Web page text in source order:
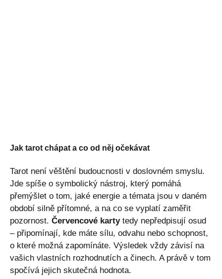
Jak tarot chápat a co od něj očekávat
Tarot není věštění budoucnosti v doslovném smyslu.
Jde spíše o symbolický nástroj, který pomáhá
přemýšlet o tom, jaké energie a témata jsou v daném
období silně přítomné, a na co se vyplatí zaměřit
pozornost. Červencové kartytedy nepředpisují osud
– připomínají, kde máte sílu, odvahu nebo schopnost,
o které možná zapomínáte. Výsledek vždy závisí na
vašich vlastních rozhodnutích a činech. A právě v tom
spočívá jejich skutečná hodnota.